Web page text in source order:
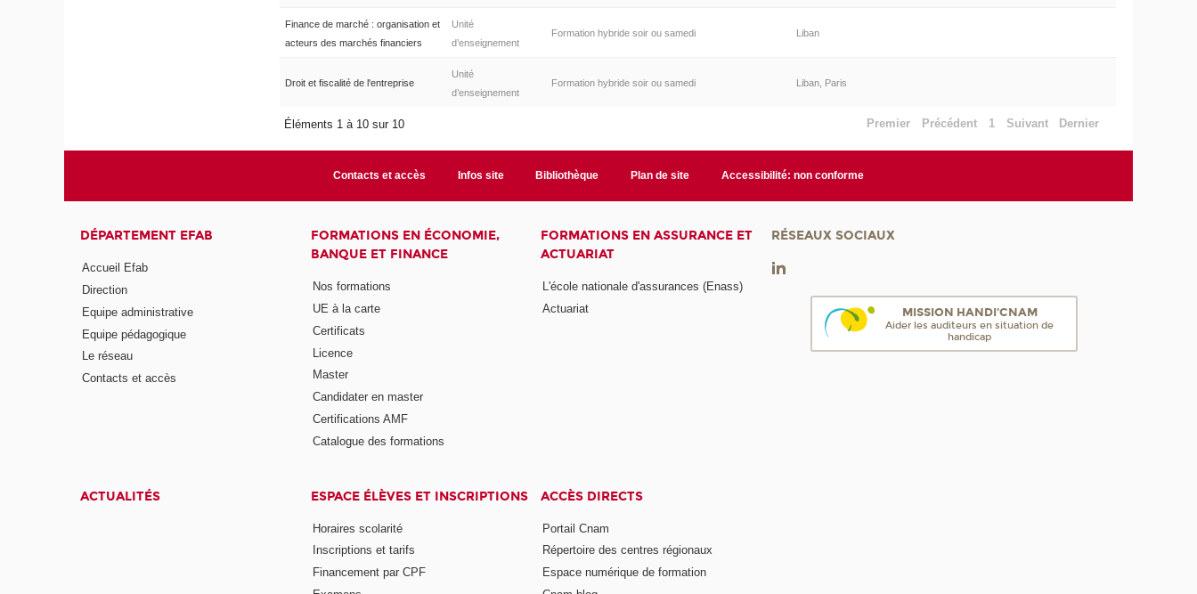
Finance de marché : organisation et
acteurs des marchés financiers
Unité
d’enseignement
Formation hybride soir ou samedi Liban
Droit et fiscalité de l'entreprise
Unité
d’enseignement
Formation hybride soir ou samedi Liban, Paris
Éléments 1 à 10 sur 10 Premier Précédent 1 Suivant Dernier
Contacts et accès Infos site Bibliothèque Plan de site Accessibilité: non conforme
DÉPARTEMENT EFAB
Accueil Efab
Direction
Equipe administrative
Equipe pédagogique
Le réseau
Contacts et accès
FORMATIONS EN ÉCONOMIE,
BANQUE ET FINANCE
Nos formations
UE à la carte
Certificats
Licence
Master
Candidater en master
Certifications AMF
Catalogue des formations
FORMATIONS EN ASSURANCE ET
ACTUARIAT
L'école nationale d'assurances (Enass)
Actuariat
ACTUALITÉS ESPACE ÉLÈVES ET INSCRIPTIONS
Horaires scolarité
Inscriptions et tarifs
Financement par CPF
ACCÈS DIRECTS
Portail Cnam
Répertoire des centres régionaux
Espace numérique de formation
RÉSEAUX SOCIAUX
MISSION HANDI'CNAM
Aider les auditeurs en situation de
handicap